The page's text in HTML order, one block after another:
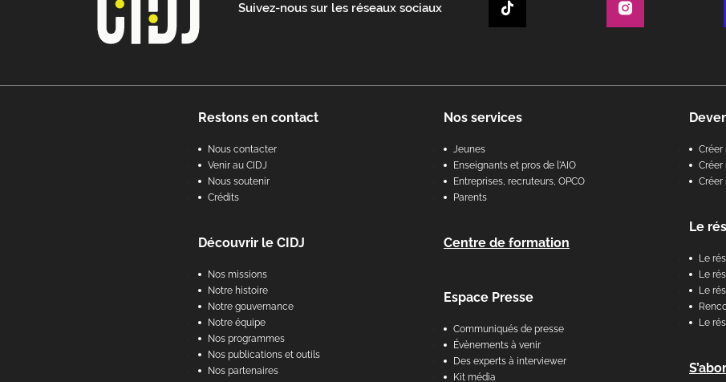
Suivez-nous sur les réseaux sociaux
Restons en contact
Nous contacter
Venir au CIDJ
Nous soutenir
Crédits
Découvrir le CIDJ
Nos missions
Notre histoire
Notre gouvernance
Notre équipe
Nos programmes
Nos publications et outils
Nos partenaires
Nos services
Jeunes
Enseignants et pros de l'AIO
Entreprises, recruteurs, OPCO
Parents
Centre de formation
Espace Presse
Communiqués de presse
Évènements à venir
Des experts à interviewer
Kit média
Créer
Le
Le
Le
Le
Le